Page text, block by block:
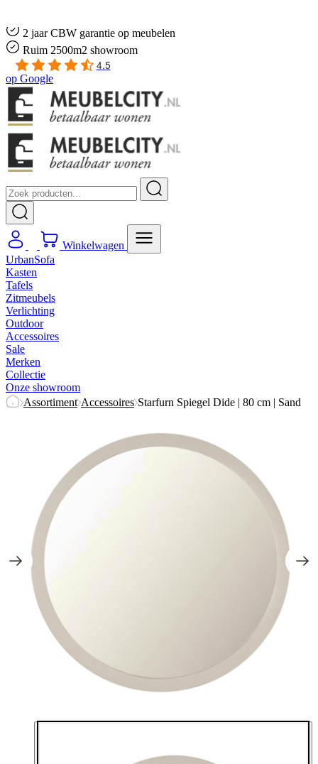
2 jaar CBW garantie op meubelen
Ruim 2500m2 showroom
4.5
op Google
Winkelwagen
UrbanSofa
Kasten
Tafels
Zitmeubels
Verlichting
Outdoor
Accessoires
Sale
Merken
Collectie
Onze showroom
Assortiment Accessoires Starfurn Spiegel Dide | 80 cm | Sand